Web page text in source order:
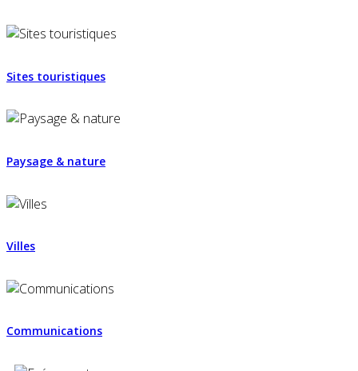
Sites touristiques
Paysage & nature
Villes
Communications